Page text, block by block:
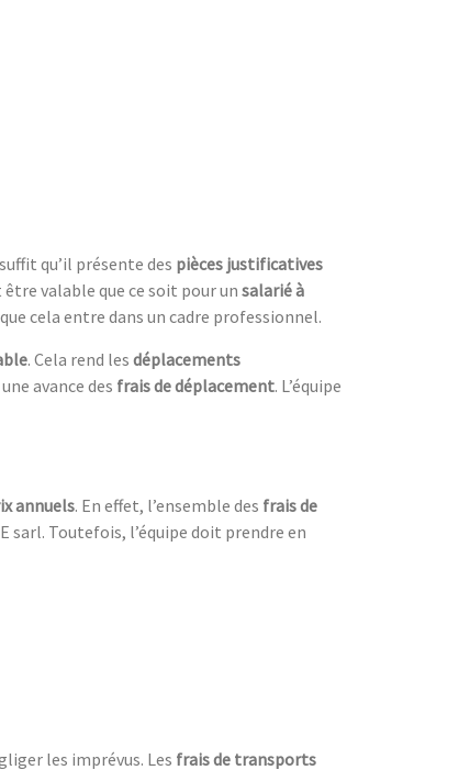
qu’il présente des pièces justificatives
être valable que ce soit pour un salarié à
cela entre dans un cadre professionnel.
. Cela rend les déplacements
avance des frais de déplacement. L’équipe
annuels. En effet, l’ensemble des frais de
sarl. Toutefois, l’équipe doit prendre en
les imprévus. Les frais de transports